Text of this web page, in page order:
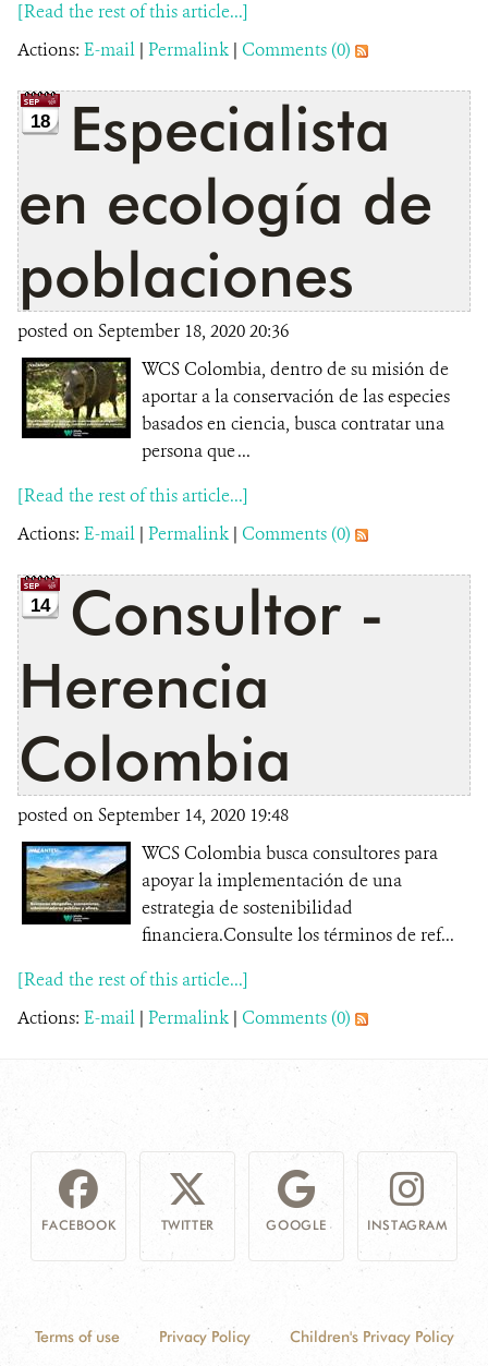
[Read the rest of this article...]
Actions: E-mail | Permalink | Comments (0)
18
Especialista
en ecología de
poblaciones
posted on September 18, 2020 20:36
WCS Colombia, dentro de su misión de
aportar a la conservación de las especies
basados en ciencia, busca contratar una
persona que ...
[Read the rest of this article...]
Actions: E-mail | Permalink | Comments (0)
14
Consultor -
Herencia
Colombia
posted on September 14, 2020 19:48
WCS Colombia busca consultores para
apoyar la implementación de una
estrategia de sostenibilidad
financiera.Consulte los términos de ref...
[Read the rest of this article...]
Actions: E-mail | Permalink | Comments (0)
FACEBOOK TWITTER GOOGLE INSTAGRAM
Terms of use Privacy Policy Children's Privacy Policy